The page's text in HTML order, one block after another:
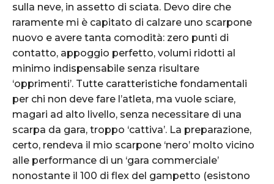
sulla neve, in assetto di sciata. Devo dire che
raramente mi è capitato di calzare uno scarpone
nuovo e avere tanta comodità: zero punti di
contatto, appoggio perfetto, volumi ridotti al
minimo indispensabile senza risultare
‘opprimenti’. Tutte caratteristiche fondamentali
per chi non deve fare l’atleta, ma vuole sciare,
magari ad alto livello, senza necessitare di una
scarpa da gara, troppo ‘cattiva’. La preparazione,
certo, rendeva il mio scarpone ‘nero’ molto vicino
alle performance di un ‘gara commerciale’
nonostante il 100 di flex del gampetto (esistono